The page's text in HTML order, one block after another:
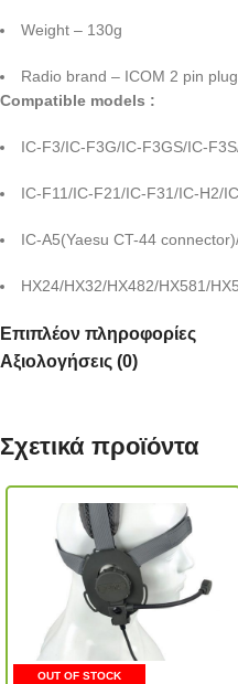
Weight – 130g
Radio brand – ICOM 2 pin plug
Compatible models :
IC-F3/IC-F3G/IC-F3GS/IC-
IC-F11/IC-F21/IC-F31/IC-H2/
IC-A5(Yaesu CT-44
HX24/HX32/HX482/HX581/
Επιπλέον πληροφορίες
Αξιολογήσεις (0)
Σχετικά προϊόντα
OUT OF STOCK